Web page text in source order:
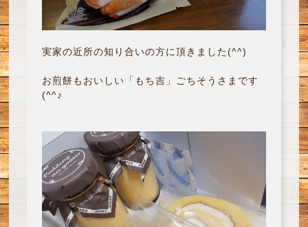
実家の近所の知り合いの方に頂きました(^^)
お煎餅もおいしい「もち吉」ごちそうさまです
(^^♪